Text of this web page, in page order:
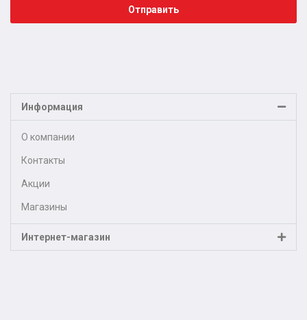
Отправить
Информация
О компании
Контакты
Акции
Магазины
Интернет-магазин